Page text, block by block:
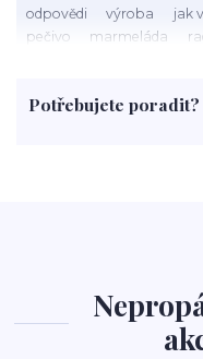
odpovědi
výroba jak
pečivo
marmeláda
rohlíky
grilování čaj
Potřebujete poradit?